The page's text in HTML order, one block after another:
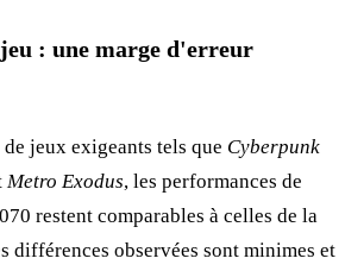
: une marge d'erreur
jeux exigeants tels que Cyberpunk
Metro Exodus, les performances de
restent comparables à celles de la
différences observées sont minimes et